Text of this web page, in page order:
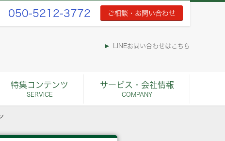
050-5212-3772 ご相談・お問い合わせ
LINEお問い合わせはこちら
特集コンテンツ
SERVICE
サービス・会社情報
COMPANY